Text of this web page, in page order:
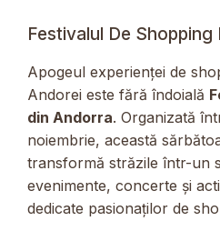
Festivalul De Shopping
Apogeul experienței de
Andorei este fără îndoială
din Andorra. Organizată
noiembrie, această
transformă străzile într-un
evenimente, concerte și
dedicate pasionaților de